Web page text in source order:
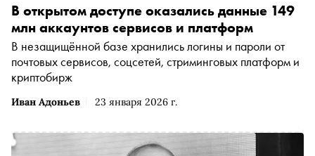
Иван Адоньев 23 января 2026 г.
В открытом доступе оказались данные 149
млн аккаунтов сервисов и платформ
В незащищённой базе хранились логины и пароли от
почтовых сервисов, соцсетей, стриминговых платформ и
криптобирж